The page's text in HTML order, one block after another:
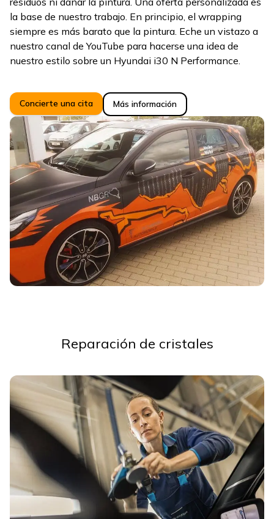
la base de nuestro trabajo. En principio, el wrapping
siempre es más barato que la pintura. Eche un vistazo a
nuestro canal de YouTube para hacerse una idea de
nuestro estilo sobre un Hyundai i30 N Performance.
Concierte una cita Más información
Reparación de cristales